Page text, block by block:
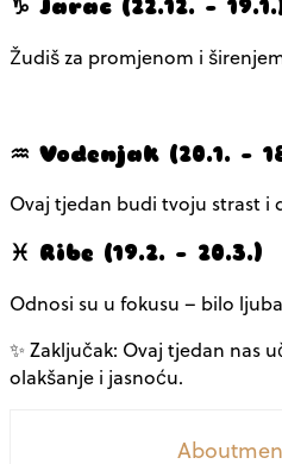
♑ Jarac (22.12. –
Žudiš za promjenom i
♒ Vodenjak (20.1. –
Ovaj tjedan budi tvoju strast i
♓ Ribe (19.2. – 20.3.)
Odnosi su u fokusu – bilo
✨ Zaključak: Ovaj tjedan nas
olakšanje i jasnoću.
Aboutmen